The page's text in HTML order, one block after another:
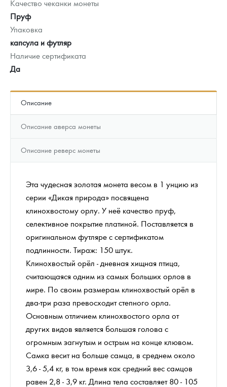
Качество чеканки монеты
Пруф
Упаковка
капсула и футляр
Наличие сертификата
Да
Описание
Описание аверса монеты
Описание реверс монеты
Эта чудесная золотая монета весом в 1 унцию из
серии «Дикая природа» посвящена
клинохвостому орлу. У неё качество пруф,
селективное покрытие платиной. Поставляется в
оригинальном футляре с сертификатом
подлинности. Тираж: 150 штук.
Клинохвостый орёл - дневная хищная птица,
считающаяся одним из самых больших орлов в
мире. По своим размерам клинохвостый орёл в
два-три раза превосходит степного орла.
Основным отличием клинохвостого орла от
других видов является большая голова с
огромным загнутым и острым на конце клювом.
Самка весит на больше самца, в среднем около
3,6 - 5,4 кг, в том время как средний вес самцов
равен 2,8 - 3,9 кг. Длина тела составляет 80 - 105